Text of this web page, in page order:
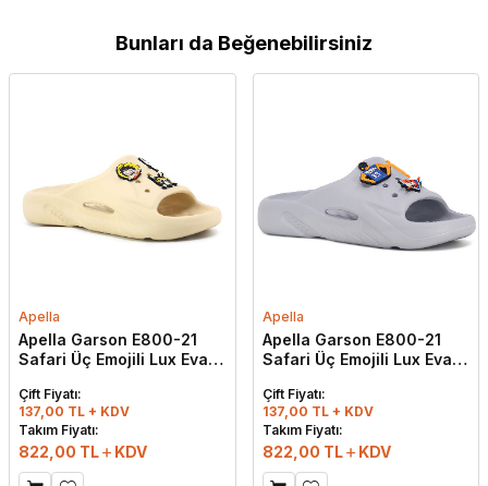
Bunları da Beğenebilirsiniz
Apella
Apella Garson E800-21
Safari Üç Emojili Lux Eva
Çift Fiyatı:
137,00 TL + KDV
Takım Fiyatı:
822,00 TL KDV
Apella
Apella Garson E800-21
Safari Üç Emojili Lux Eva
Çift Fiyatı:
137,00 TL + KDV
Takım Fiyatı:
822,00 TL KDV